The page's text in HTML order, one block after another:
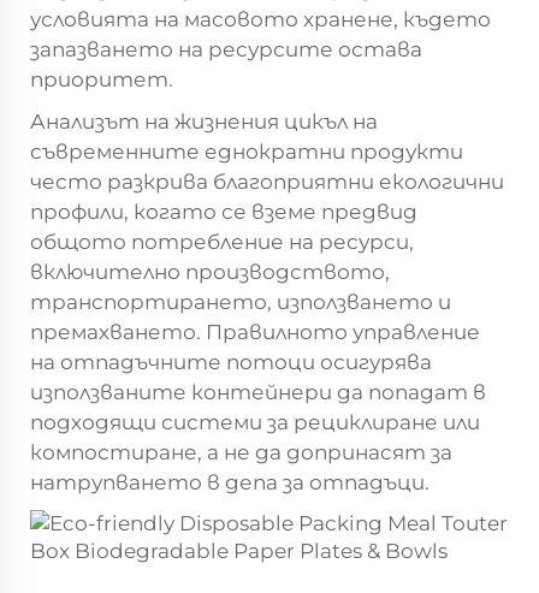
условията на масовото хранене, където
запазването на ресурсите остава
приоритет.
Анализът на жизнения цикъл на
съвременните еднократни продукти
често разкрива благоприятни екологични
профили, когато се вземе предвид
общото потребление на ресурси,
включително производството,
транспортирането, използването и
премахването. Правилното управление
на отпадъчните потоци осигурява
използваните контейнери да попадат в
подходящи системи за рециклиране или
компостиране, а не да допринасят за
натрупването в депа за отпадъци.